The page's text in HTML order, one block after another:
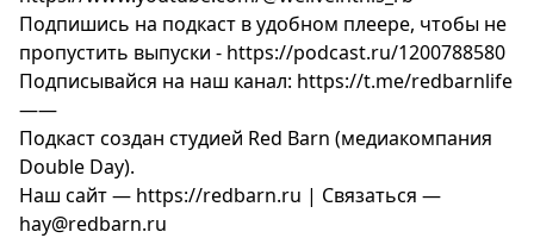
Подпишись на подкаст в удобном плеере, чтобы не
пропустить выпуски - https://podcast.ru/1200788580
Подписывайся на наш канал: https://t.me/redbarnlife
——
Подкаст создан студией Red Barn (медиакомпания
Double Day).
Наш сайт — https://redbarn.ru | Связаться —
hay@redbarn.ru